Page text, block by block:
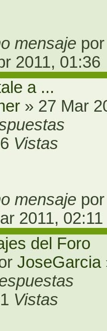
mensaje
2011, 01:36
a ...
» 27 Mar
Vistas
mensaje
2011, 02:11
del Foro
JoseGarcia
Vistas